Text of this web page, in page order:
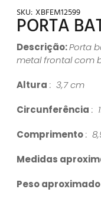
SKU: XBFEM12599
PORTA
Descrição:Porta
metal frontal com
Altura : 3,7 cm
Circunferência :
Comprimento:
Medidas
Peso aproximado